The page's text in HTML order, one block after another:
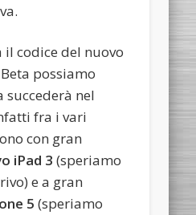
il codice del nuovo
possiamo
succederà nel
fra i vari
con gran
iPad 3 (speriamo
e a gran
5 (speriamo